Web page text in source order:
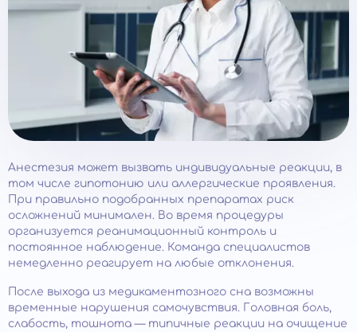
Анестезия может вызвать индивидуальные реакции, в
том числе гипотонию или аллергические проявления.
При правильно подобранных препаратах риск
осложнений минимален. Во время процедуры
организуется реанимационный контроль и
постоянное наблюдение. Команда специалистов
немедленно реагирует на любые отклонения.
После выхода из медикаментозного сна возможны
временные нарушения самочувствия. Головная боль,
слабость, тошнота — типичные реакции на очищение